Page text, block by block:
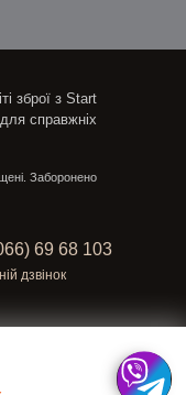
зброї з Start
справжніх
Заборонено
69 68 103
дзвінок